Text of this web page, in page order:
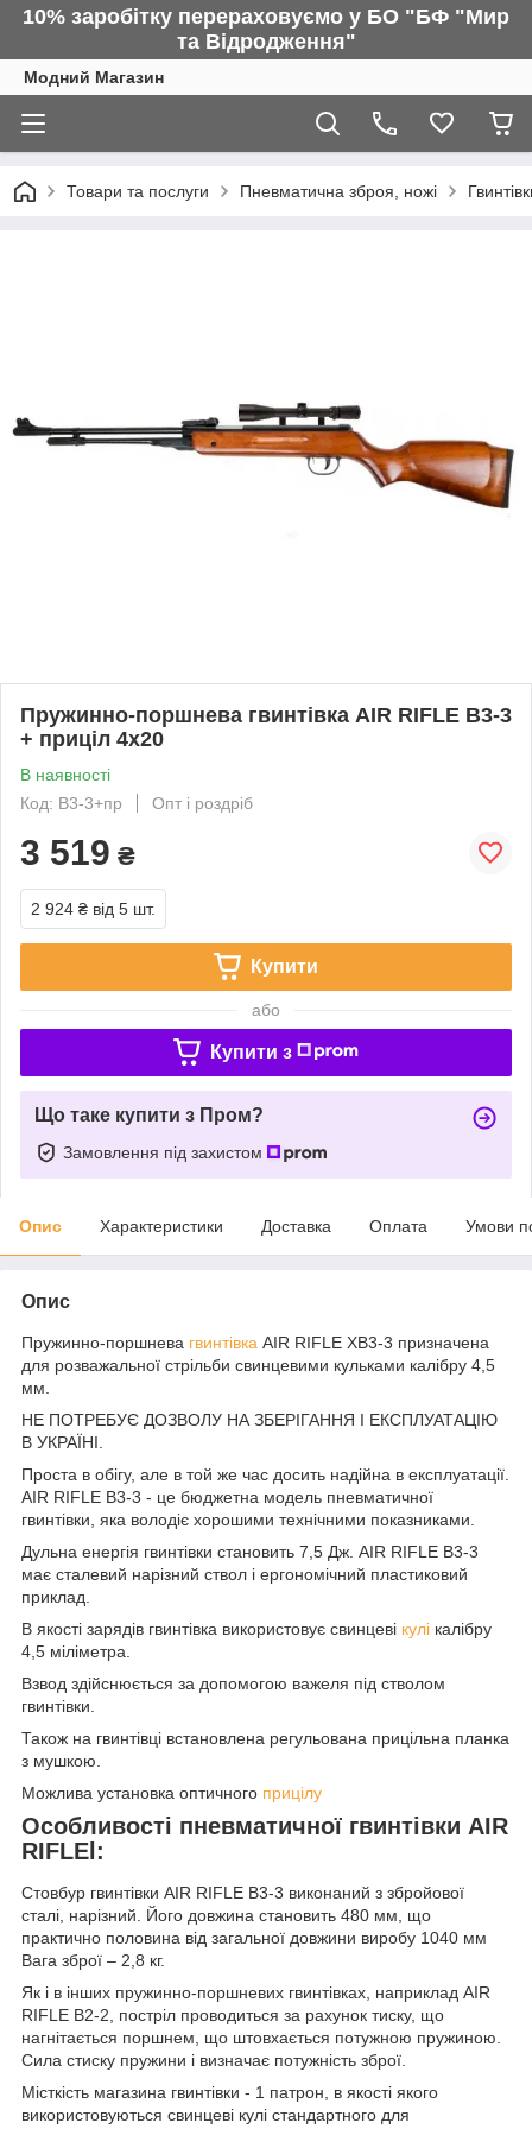
10% заробітку перераховуємо у БО "БФ "Мир
та Відродження"
Модний Магазин
Товари та послуги Пневматична зброя, ножі
Пружинно-поршнева гвинтівка AIR RIFLE B3-3
+ приціл 4х20
В наявності
Код: B3-3+пр
Опт і роздріб
3 519 ₴
2 924 ₴ від 5 шт.
Купити
або
Купити з
Що таке купити з Пром?
Замовлення під захистом
Опис Характеристики Доставка Оплата Умови
Опис
Пружинно-поршнева гвинтівка AIR RIFLE XB3-3 призначена
для розважальної стрільби свинцевими кульками калібру 4,5
мм.
НЕ ПОТРЕБУЄ ДОЗВОЛУ НА ЗБЕРІГАННЯ І ЕКСПЛУАТАЦІЮ
В УКРАЇНІ.
Проста в обігу, але в той же час досить надійна в експлуатації.
AIR RIFLE B3-3 - це бюджетна модель пневматичної
гвинтівки, яка володіє хорошими технічними показниками.
Дульна енергія гвинтівки становить 7,5 Дж. AIR RIFLE B3-3
має сталевий нарізний ствол і ергономічний пластиковий
приклад.
В якості зарядів гвинтівка використовує свинцеві кулі калібру
4,5 міліметра.
Взвод здійснюється за допомогою важеля під стволом
гвинтівки.
Також на гвинтівці встановлена регульована прицільна планка
з мушкою.
Можлива установка оптичного прицілу
Особливості пневматичної гвинтівки AIR
RIFLEl:
Стовбур гвинтівки AIR RIFLE B3-3 виконаний з збройової
сталі, нарізний. Його довжина становить 480 мм, що
практично половина від загальної довжини виробу 1040 мм
Вага зброї – 2,8 кг.
Як і в інших пружинно-поршневих гвинтівках, наприклад AIR
RIFLE B2-2, постріл проводиться за рахунок тиску, що
нагнітається поршнем, що штовхається потужною пружиною.
Сила стиску пружини і визначає потужність зброї.
Місткість магазина гвинтівки - 1 патрон, в якості якого
використовуються свинцеві кулі стандартного для